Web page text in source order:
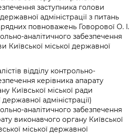
заступника голови
адміністрації з питань
повноважень Говорової О. І.
аналітичного забезпечення
Київської міської державної
відділу контрольно-
керівника апарату
Київської міської ради
державної адміністрації)
аналітичного забезпечення
виконавчого органу Київської
міської державної